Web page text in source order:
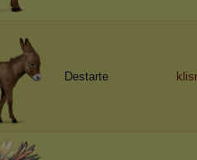
Destarte